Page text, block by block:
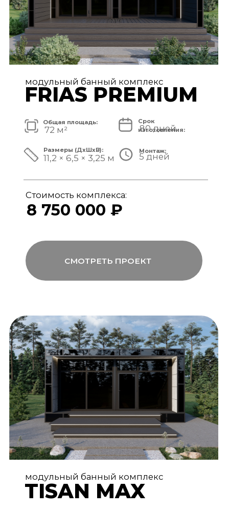
6 950 000 ₽
11,7 × 3,9 × 3,25 м
80 дней
48 м²
Общая площадь:
модульный банный комплекс
TISAN LUXE